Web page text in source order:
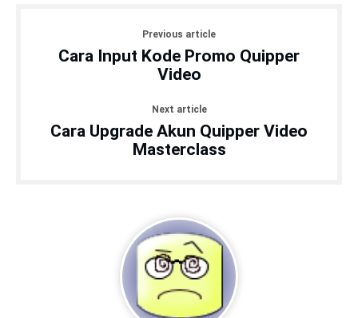
Previous article
Cara Input Kode Promo Quipper
Video
Next article
Cara Upgrade Akun Quipper Video
Masterclass